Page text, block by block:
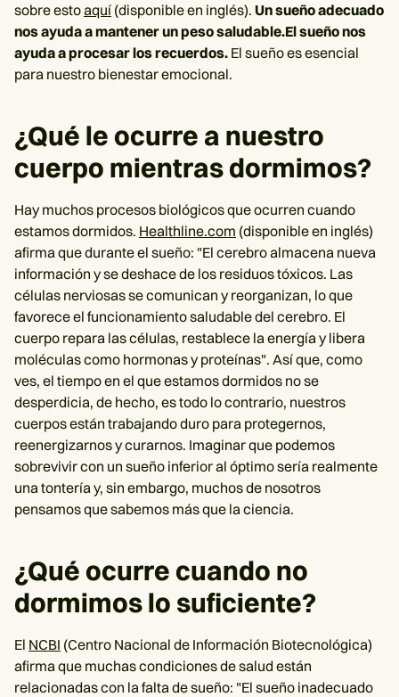
sobre estoaquí (disponible en inglés). Un sueño adecuado
nos ayuda a mantener un peso saludable.El sueño nos
ayuda a procesar los recuerdos. El sueño es esencial
para nuestro bienestar emocional.
¿Qué le ocurre a nuestro
cuerpo mientras dormimos?
Hay muchos procesos biológicos que ocurren cuando
estamos dormidos. Healthline.com (disponible en inglés)
afirma que durante el sueño: "El cerebro almacena nueva
información y se deshace de los residuos tóxicos. Las
células nerviosas se comunican y reorganizan, lo que
favorece el funcionamiento saludable del cerebro. El
cuerpo repara las células, restablece la energía y libera
moléculas como hormonas y proteínas". Así que, como
ves, el tiempo en el que estamos dormidos no se
desperdicia, de hecho, es todo lo contrario, nuestros
cuerpos están trabajando duro para protegernos,
reenergizarnos y curarnos. Imaginar que podemos
sobrevivir con un sueño inferior al óptimo sería realmente
una tontería y, sin embargo, muchos de nosotros
pensamos que sabemos más que la ciencia.
¿Qué ocurre cuando no
dormimos lo suficiente?
El NCBI (Centro Nacional de Información Biotecnológica)
afirma que muchas condiciones de salud están
relacionadas con la falta de sueño: "El sueño inadecuado